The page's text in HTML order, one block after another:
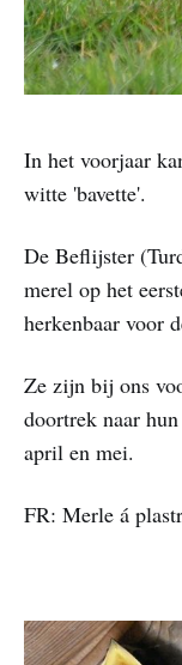
In het voorjaar
witte 'bavette'.
De Beflijster
merel op het
herkenbaar voor
Ze zijn bij ons
doortrek naar
april en mei.
FR: Merle á